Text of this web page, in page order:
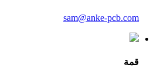
sam@anke-pcb.com
قمة